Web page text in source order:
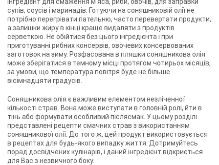
супів, соусів і маринадів. Готуючи на соняшниковій олії не
потрібно перегрівати пательню, часто перевертати продукти,
а залишки жиру в кінці краще видаляти з продуктів
серветкою. Не обійтися без цього інгредієнта і при
приготуванні рибних консервів, овочевих консервованих
заготовок на зиму. Розфасована в пляшки соняшникова олія
може зберігатися в темному місці протягом чотирьох місяців,
за умови, що температура повітря буде не більше
вісімнадцяти градусів.
Соняшникова олія є важливим елементом незліченної
кількості страв. Вона може виступати в головній ролі, йти в
тінь або формувати особливий післясмак. У цьому розділі
представлені рецепти смачних страв з використанням
соняшникової олії. До того ж, цей продукт використовується
в рецептах для будь-якого випадку життя. Дотримуйтесь
порад досвідчених кулінарів, і даний інгредієнт відкриється
для Вас з незвичного боку.